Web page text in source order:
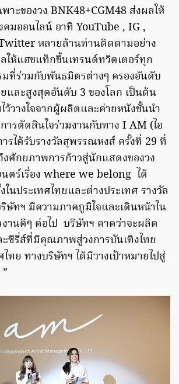
ะของวง BNK48+CGM48 ส่งผลให้
มออนไลน์ อาทิ YouTube , IG ,
หลายล้านท่านติดตามอย่าง
ห้แฮชแท็กขึ้นเทรนด์ทวิตเตอร์ทุก
มที่ร่วมกับพันธมิตรต่างๆ ครองอันดับ
และสูงสุดอันดับ 3 ของโลก เป็นต้น
ว้วางใจจากผู้ผลิตและค่ายหนังชั้นนำ
ารตัดสินใจร่วมงานกับทาง I AM (ไอ
รได้รับรางวัลสุพรรณหงส์ ครั้งที่ 29 ที่
ศักยภาพการก้าวสู่นักแสดงของวง
ตร์เรื่อง where we belong ได้
ในประเทศไทยและต่างประเทศ รางวัล
ษัทฯ มีความภาคภูมิใจและเดินหน้าใน
านดีๆ ต่อไป บริษัทฯ คาดว่าจะผลิต
ซีรี่ส์ที่มีคุณภาพสู่วงการบันเทิงไทย
ไทย ทางบริษัทฯ ได้มีวางเป้าหมายไปสู่